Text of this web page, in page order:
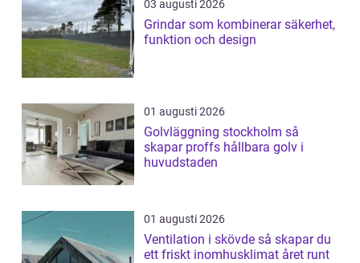
03 augusti 2026
Grindar som kombinerar säkerhet,
funktion och design
01 augusti 2026
Golvläggning stockholm så
skapar proffs hållbara golv i
huvudstaden
01 augusti 2026
Ventilation i skövde så skapar du
ett friskt inomhusklimat året runt